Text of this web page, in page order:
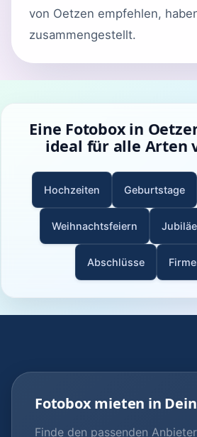
von Oetzen empfehlen,
zusammengestellt.
Eine Fotobox in
ideal für alle Arten
Hochzeiten Geburtstage
Weihnachtsfeiern
Abschlüsse
Fotobox mieten in
Finde den passenden